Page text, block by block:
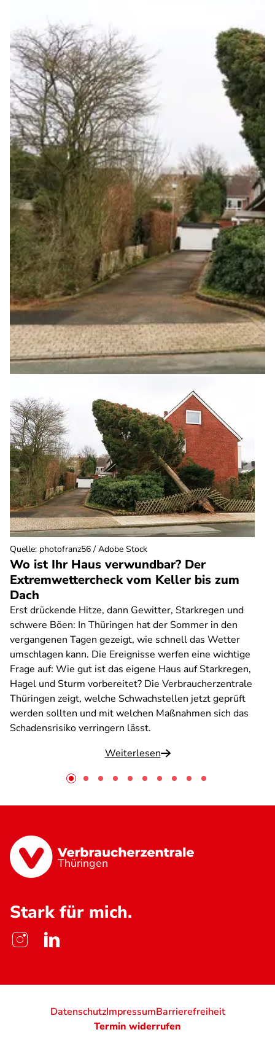
Wo ist Ihr Haus verwundbar? Der
Extremwettercheck vom Keller bis zum
Dach
Erst drückende Hitze, dann Gewitter, Starkregen und
schwere Böen: In Thüringen hat der Sommer in den
vergangenen Tagen gezeigt, wie schnell das Wetter
umschlagen kann. Die Ereignisse werfen eine wichtige
Frage auf: Wie gut ist das eigene Haus auf Starkregen,
Hagel und Sturm vorbereitet? Die Verbraucherzentrale
Thüringen zeigt, welche Schwachstellen jetzt geprüft
werden sollten und mit welchen Maßnahmen sich das
Schadensrisiko verringern lässt.
Weiterlesen
Quelle: photofranz56 / Adobe Stock
Thüringen
Stark für mich.
DatenschutzImpressumBarrierefreiheit
Termin widerrufen